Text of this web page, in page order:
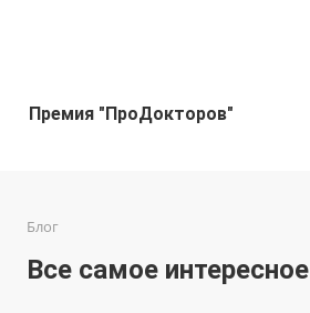
Премия "ПроДокторов"
Блог
Все самое интересное